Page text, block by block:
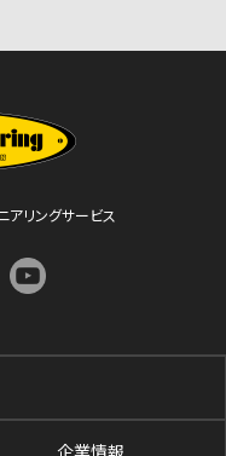
アリングサービス
企業情報